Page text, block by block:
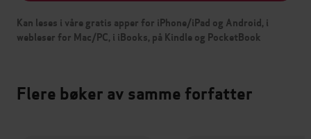
Kan leses i våre gratis apper for iPhone/iPad og Android, i
webleser for Mac/PC, i iBooks, på Kindle og PocketBook
Flere bøker av samme forfatter